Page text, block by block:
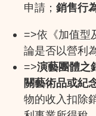
申請； 銷售行
=>依《加值型
論是否以營利
=>演藝團體之
關藝術品或紀
物的收入扣除